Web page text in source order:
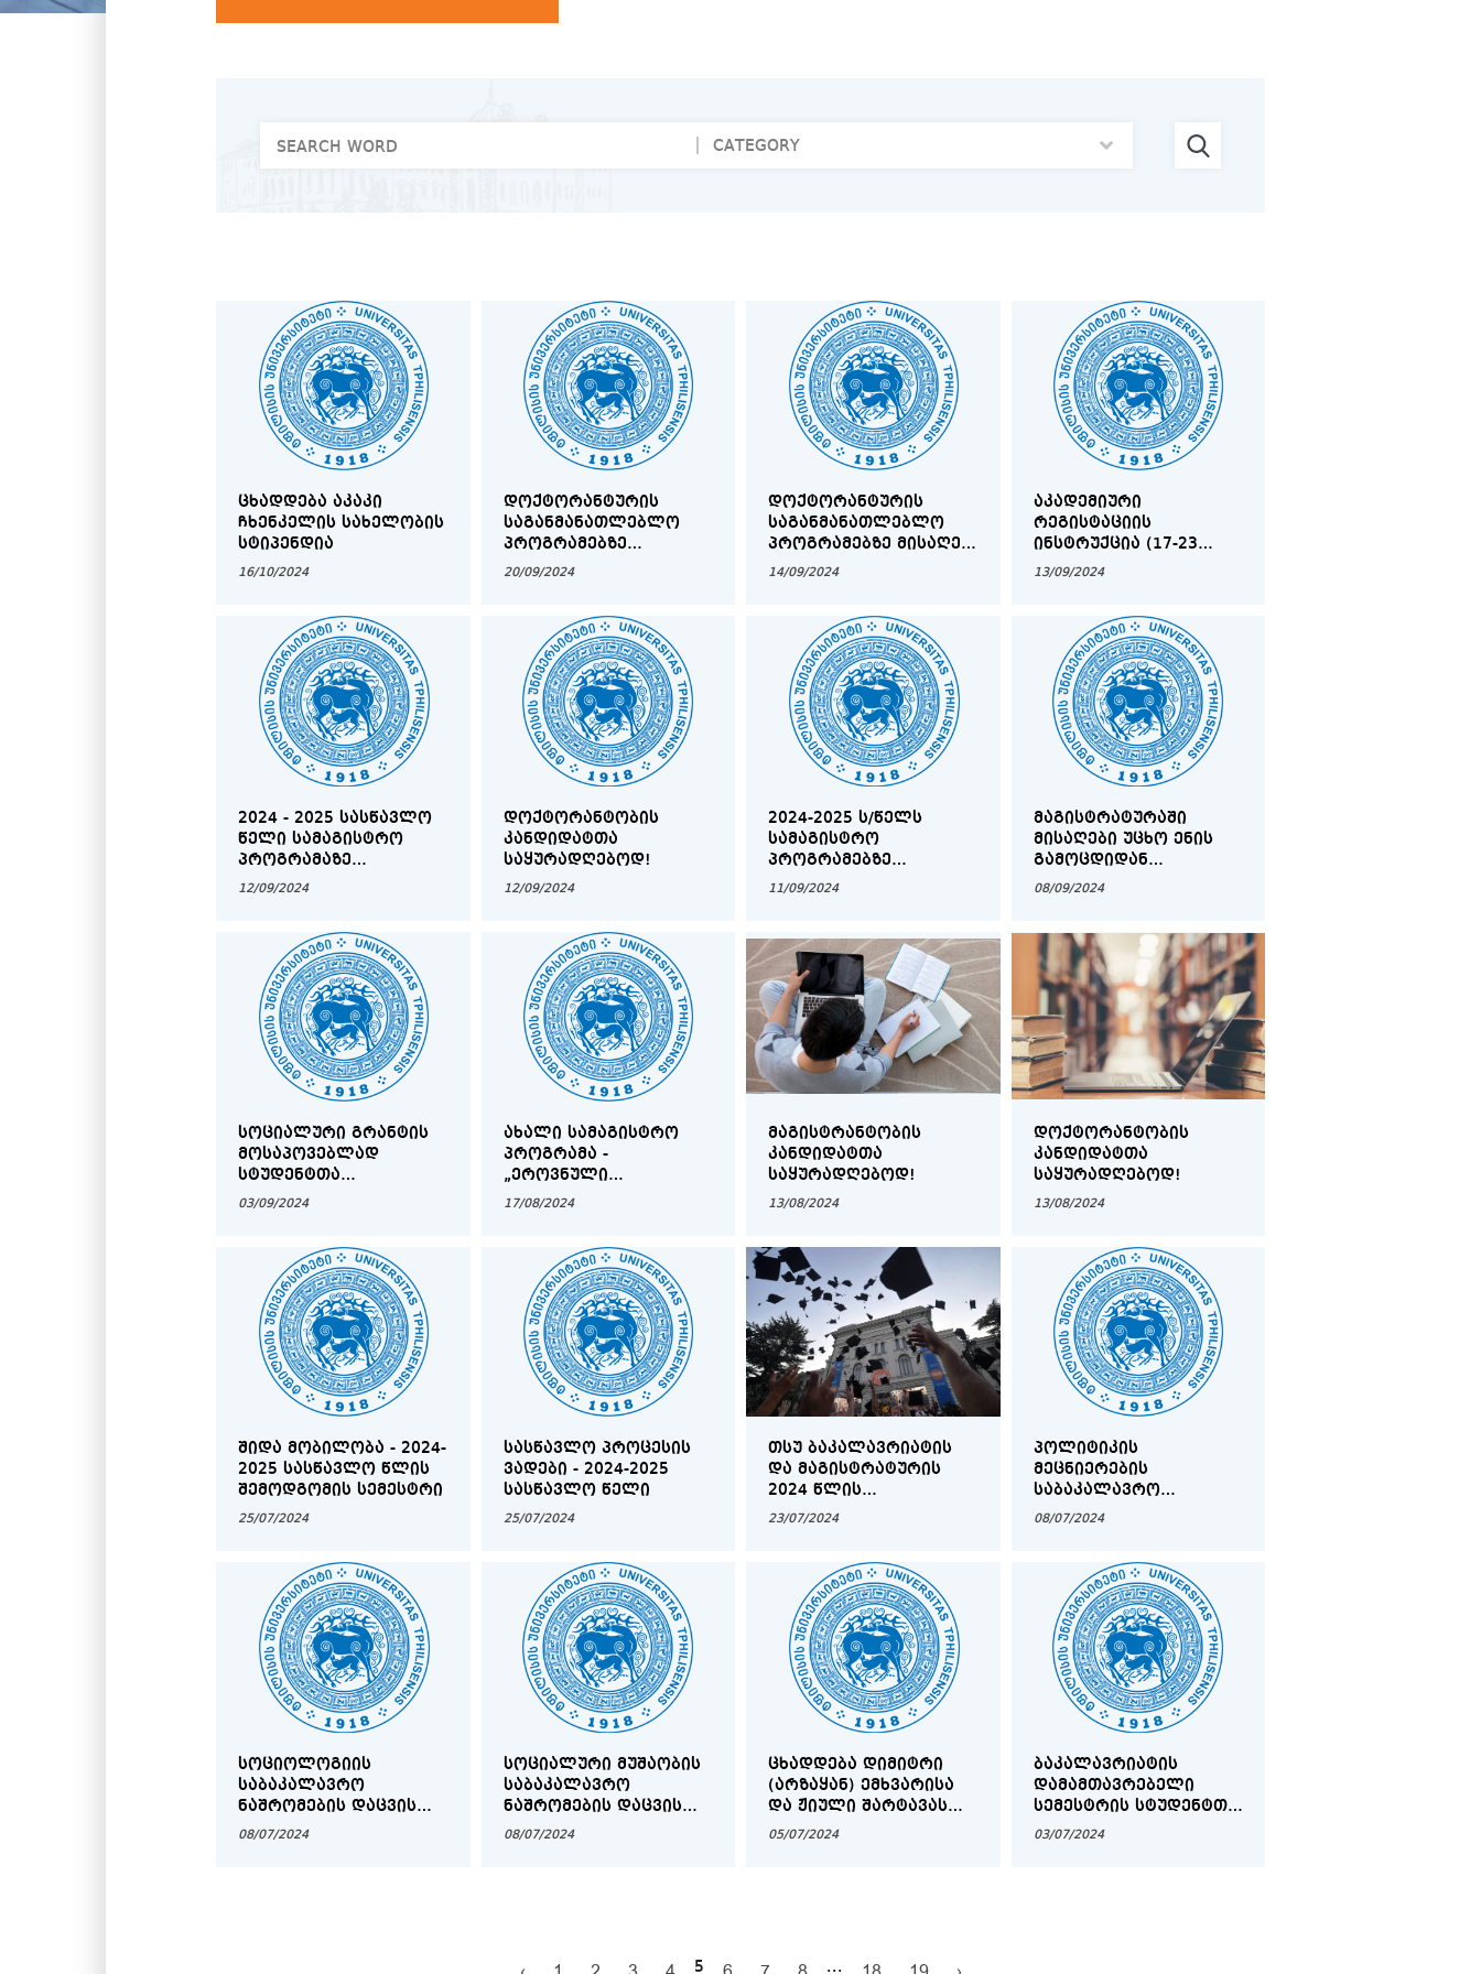
ᲪᲮᲐᲓᲓᲔᲑᲐ ᲐᲙᲐᲙᲘ
ᲩᲮᲔᲜᲙᲔᲚᲘᲡ ᲡᲐᲮᲔᲚᲝᲑᲘᲡ
ᲡᲢᲘᲞᲔᲜᲓᲘᲐ
16/10/2024
ᲓᲝᲥᲢᲝᲠᲐᲜᲢᲣᲠᲘᲡ
ᲡᲐᲒᲐᲜᲛᲐᲜᲐᲗᲚᲔᲑᲚᲝ
ᲞᲠᲝᲒᲠᲐᲛᲔᲑᲖᲔ
ᲓᲐᲠᲒᲝᲑᲠᲘᲕ
20/09/2024
ᲓᲝᲥᲢᲝᲠᲐᲜᲢᲣᲠᲘᲡ
ᲡᲐᲒᲐᲜᲛᲐᲜᲐᲗᲚᲔᲑᲚᲝ
ᲞᲠᲝᲒᲠᲐᲛᲔᲑᲖᲔ ᲛᲘᲡᲐᲦᲔᲑ
ᲙᲐᲜᲓᲘᲓᲐᲢᲔᲑᲗᲐᲜ
14/09/2024
ᲐᲙᲐᲓᲔᲛᲘᲣᲠᲘ
ᲠᲔᲒᲘᲡᲢᲐᲪᲘᲘᲡ
ᲘᲜᲡᲢᲠᲣᲥᲪᲘᲐ (17-23
ᲡᲔᲥᲢᲔᲛᲑᲔᲠᲘ)
13/09/2024
2024 - 2025 ᲡᲐᲡᲬᲐᲕᲚᲝ
ᲬᲔᲚᲘ ᲡᲐᲛᲐᲒᲘᲡᲢᲠᲝ
ᲞᲠᲝᲒᲠᲐᲛᲐᲖᲔ
ᲒᲐᲡᲐᲣᲑᲠᲔᲑᲘᲡ (ᲖᲔᲞᲘᲠᲘ
12/09/2024
ᲓᲝᲥᲢᲝᲠᲐᲜᲢᲝᲑᲘᲡ
ᲙᲐᲜᲓᲘᲓᲐᲢᲗᲐ
ᲡᲐᲧᲣᲠᲐᲓᲦᲔᲑᲝᲓ!
12/09/2024
2024-2025 Ს/ᲬᲔᲚᲡ
ᲡᲐᲛᲐᲒᲘᲡᲢᲠᲝ
ᲞᲠᲝᲒᲠᲐᲛᲔᲑᲖᲔ
ᲛᲘᲡᲐᲦᲔᲑᲘ ᲒᲐᲛᲝᲪᲓᲔᲑᲘᲡ
11/09/2024
ᲛᲐᲒᲘᲡᲢᲠᲐᲢᲣᲠᲐᲨᲘ
ᲛᲘᲡᲐᲦᲔᲑᲘ ᲣᲪᲮᲝ ᲔᲜᲘᲡ
ᲒᲐᲛᲝᲪᲓᲘᲓᲐᲜ
ᲡᲐᲔᲠᲗᲐᲨᲝᲠᲘᲡᲝ ᲓᲝᲜᲘᲡ
ᲛᲐᲒᲘᲡᲢᲠᲐᲜᲢᲝᲑᲘᲡ
ᲙᲐᲜᲓᲘᲓᲐᲢᲗᲐ ᲡᲘᲐ
08/09/2024
ᲡᲝᲪᲘᲐᲚᲣᲠᲘ ᲒᲠᲐᲜᲢᲘᲡ
ᲛᲝᲡᲐᲞᲝᲕᲔᲑᲚᲐᲓ
ᲡᲢᲣᲓᲔᲜᲢᲗᲐ
ᲒᲐᲜᲐᲪᲮᲐᲓᲔᲑᲘᲡ ᲛᲘᲦᲔᲑᲐ
03/09/2024
ᲐᲮᲐᲚᲘ ᲡᲐᲛᲐᲒᲘᲡᲢᲠᲝ
ᲞᲠᲝᲒᲠᲐᲛᲐ -
„ᲔᲠᲝᲕᲜᲣᲚᲘ
ᲣᲡᲐᲤᲠᲗᲮᲝᲔᲑᲐ:
ᲛᲘᲒᲠᲐᲪᲘᲔᲑᲘ”
17/08/2024
ᲛᲐᲒᲘᲡᲢᲠᲐᲜᲢᲝᲑᲘᲡ
ᲙᲐᲜᲓᲘᲓᲐᲢᲗᲐ
ᲡᲐᲧᲣᲠᲐᲓᲦᲔᲑᲝᲓ!
13/08/2024
ᲓᲝᲥᲢᲝᲠᲐᲜᲢᲝᲑᲘᲡ
ᲙᲐᲜᲓᲘᲓᲐᲢᲗᲐ
ᲡᲐᲧᲣᲠᲐᲓᲦᲔᲑᲝᲓ!
13/08/2024
ᲨᲘᲓᲐ ᲛᲝᲑᲘᲚᲝᲑᲐ - 2024-
2025 ᲡᲐᲡᲬᲐᲕᲚᲝ ᲬᲚᲘᲡ
ᲨᲔᲛᲝᲓᲒᲝᲛᲘᲡ ᲡᲔᲛᲔᲡᲢᲠᲘ
25/07/2024
ᲡᲐᲡᲬᲐᲕᲚᲝ ᲞᲠᲝᲪᲔᲡᲘᲡ
ᲕᲐᲓᲔᲑᲘ - 2024-2025
ᲡᲐᲡᲬᲐᲕᲚᲝ ᲬᲔᲚᲘ
25/07/2024
ᲗᲡᲣ ᲑᲐᲙᲐᲚᲐᲕᲠᲘᲐᲢᲘᲡ
ᲓᲐ ᲛᲐᲒᲘᲡᲢᲠᲐᲢᲣᲠᲘᲡ
2024 ᲬᲚᲘᲡ
ᲙᲣᲠᲡᲓᲐᲛᲗᲐᲕᲠᲔᲑᲣᲚᲗᲐ
23/07/2024
ᲞᲝᲚᲘᲢᲘᲙᲘᲡ
ᲛᲔᲪᲜᲘᲔᲠᲔᲑᲘᲡ
ᲡᲐᲑᲐᲙᲐᲚᲐᲕᲠᲝ
ᲜᲐᲨᲠᲝᲛᲔᲑᲘᲡ ᲓᲐᲪᲕᲘᲡ
08/07/2024
ᲡᲝᲪᲘᲝᲚᲝᲒᲘᲘᲡ
ᲡᲐᲑᲐᲙᲐᲚᲐᲕᲠᲝ
ᲜᲐᲨᲠᲝᲛᲔᲑᲘᲡ ᲓᲐᲪᲕᲘᲡ
ᲒᲠᲐᲤᲘᲙᲘ
08/07/2024
ᲡᲝᲪᲘᲐᲚᲣᲠᲘ ᲛᲣᲨᲐᲝᲑᲘᲡ
ᲡᲐᲑᲐᲙᲐᲚᲐᲕᲠᲝ
ᲜᲐᲨᲠᲝᲛᲔᲑᲘᲡ ᲓᲐᲪᲕᲘᲡ
ᲒᲠᲐᲤᲘᲙᲘ
08/07/2024
ᲪᲮᲐᲓᲓᲔᲑᲐ ᲓᲘᲛᲘᲢᲠᲘ
(ᲐᲠᲖᲐᲧᲐᲜ) ᲔᲛᲮᲕᲐᲠᲘᲡᲐ
ᲓᲐ ᲟᲘᲣᲚᲘ ᲨᲐᲠᲢᲐᲕᲐᲡ
ᲡᲐᲮᲔᲚᲝᲑᲘᲡ
05/07/2024
ᲑᲐᲙᲐᲚᲐᲕᲠᲘᲐᲢᲘᲡ
ᲓᲐᲛᲐᲛᲗᲐᲕᲠᲔᲑᲔᲚᲘ
ᲡᲔᲛᲔᲡᲢᲠᲘᲡ ᲡᲢᲣᲓᲔᲜᲢᲗᲐ
ᲡᲐᲧᲣᲠᲐᲓᲦᲔᲑᲝᲓ
03/07/2024
5 ...